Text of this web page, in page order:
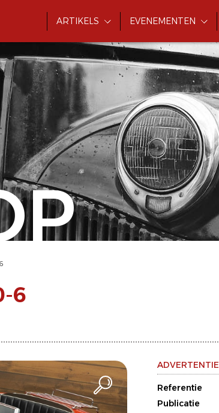
ARTIKELS EVENEMENTEN
6
ADVERTENTIE
Referentie
Publicatie